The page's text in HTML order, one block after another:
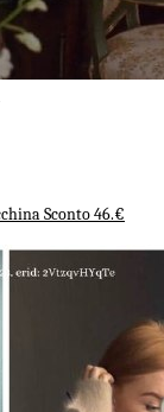
Sconto 46.€